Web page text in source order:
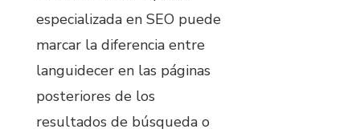
especializada en SEO puede
marcar la diferencia entre
languidecer en las páginas
posteriores de los
resultados de búsqueda o